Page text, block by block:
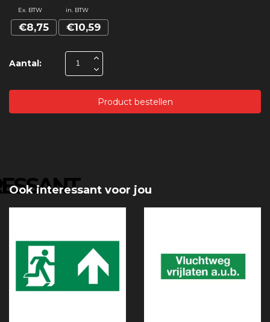
Aantal:
Ex. BTW in. BTW
€8,75 €10,59
Product bestellen
Ook interessant voor jou